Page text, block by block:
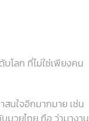
โลก ที่ไม่ใช่เพียงคน
นใจอีกมากมาย เช่น
มวยไทย ถือ ว่ามางาน